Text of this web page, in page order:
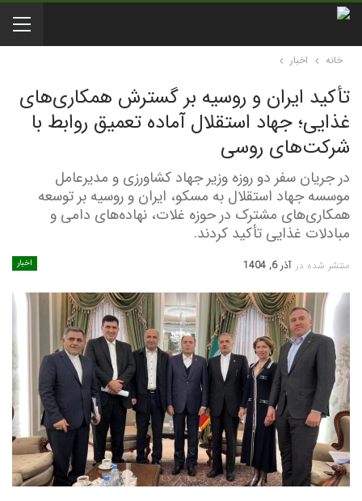
خانه اخبار
تأکید ایران و روسیه بر گسترش همکاری‌های
غذایی؛ جهاد استقلال آماده تعمیق روابط با
شرکت‌های روسی
در جریان سفر دو روزه وزیر جهاد کشاورزی و مدیرعامل
موسسه جهاد استقلال به مسکو، ایران و روسیه بر توسعه
همکاری‌های مشترک در حوزه غلات، نهاده‌های دامی و
مبادلات غذایی تأکید کردند.
اخبار منتشر شده در آذر 6, 1404